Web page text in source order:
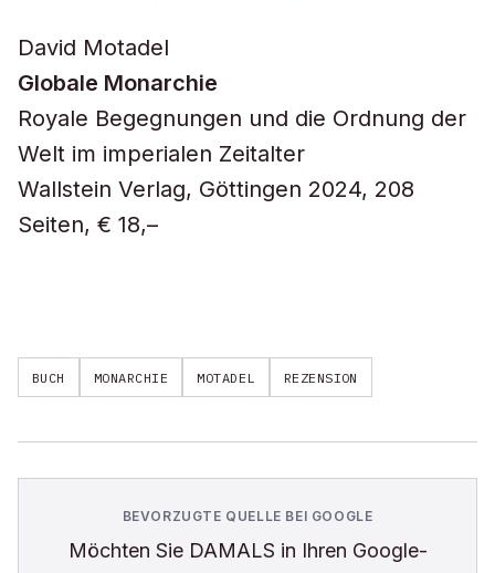
David Motadel
Globale Monarchie
Royale Begegnungen und die Ordnung der
Welt im imperialen Zeitalter
Wallstein Verlag, Göttingen 2024, 208
Seiten, € 18,–
BUCH MONARCHIE MOTADEL REZENSION
BEVORZUGTE QUELLE BEI GOOGLE
Möchten Sie DAMALS in Ihren Google-